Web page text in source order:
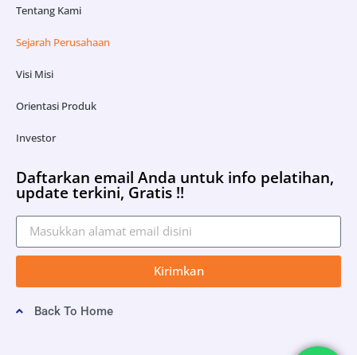
Tentang Kami
Sejarah Perusahaan
Visi Misi
Orientasi Produk
Investor
Daftarkan email Anda untuk info pelatihan,
update terkini, Gratis !!
Kirimkan
Back To Home